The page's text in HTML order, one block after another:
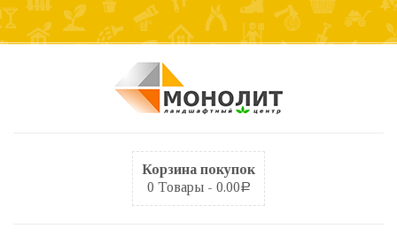
Корзина покупок
0 Товары - 0.00Р